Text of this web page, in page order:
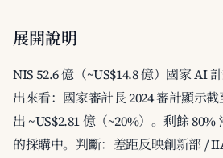
展開說明
NIS 52.6 億（~US$14.8 億）國家 AI
出來看：國家審計長 2024 審計顯示
出 ~US$2.81 億（~20%）。剩餘
的採購中。判斷：差距反映創新部 /